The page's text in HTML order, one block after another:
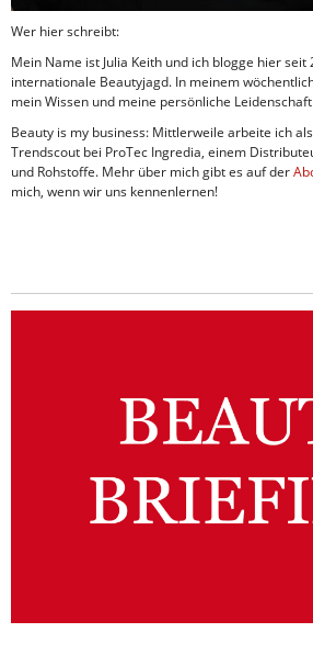
Wer hier schreibt:
Mein Name ist Julia Keith und ich blogge hier seit
internationale Beautyjagd. In meinem
mein Wissen und meine persönliche
Beauty is my business: Mittlerweile arbeite ich
Trendscout bei ProTec Ingredia, einem
und Rohstoffe. Mehr über mich gibt es auf der
mich, wenn wir uns kennenlernen!